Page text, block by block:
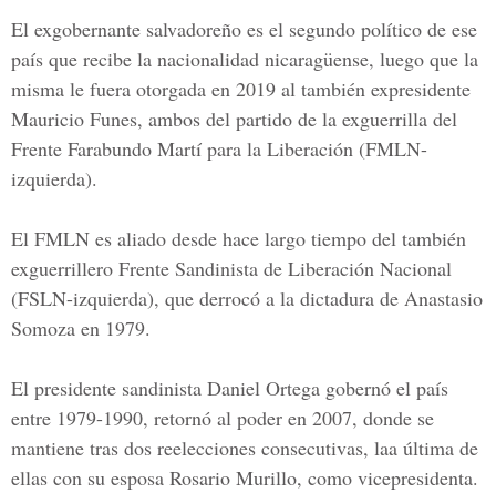
El exgobernante salvadoreño es el segundo político de ese
país que recibe la nacionalidad nicaragüense, luego que la
misma le fuera otorgada en 2019 al también expresidente
Mauricio Funes, ambos del partido de la exguerrilla del
Frente Farabundo Martí para la Liberación (FMLN-
izquierda).
El FMLN es aliado desde hace largo tiempo del también
exguerrillero Frente Sandinista de Liberación Nacional
(FSLN-izquierda), que derrocó a la dictadura de Anastasio
Somoza en 1979.
El presidente sandinista Daniel Ortega gobernó el país
entre 1979-1990, retornó al poder en 2007, donde se
mantiene tras dos reelecciones consecutivas, laa última de
ellas con su esposa Rosario Murillo, como vicepresidenta.